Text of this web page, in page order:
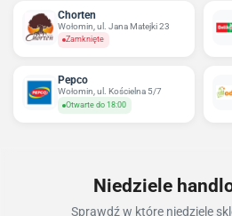
Chorten
Wołomin, ul. Jana Matejki 23
Zamknięte
Pepco
Wołomin, ul. Kościelna 5/7
Otwarte do 18:00
Niedziele
Sprawdź w które niedziele